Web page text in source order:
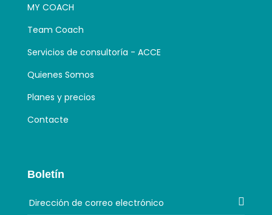
MY COACH
Team Coach
Servicios de consultoría - ACCE
Quienes Somos
Planes y precios
Contacte
Boletín